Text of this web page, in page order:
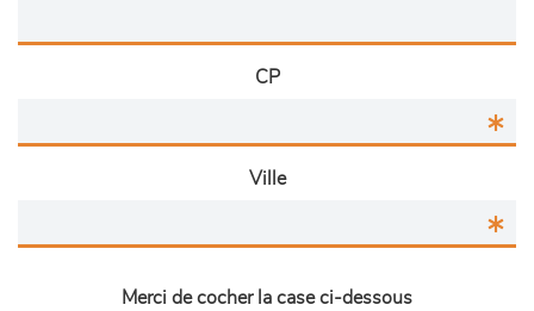
CP
Ville
Merci de cocher la case ci-dessous